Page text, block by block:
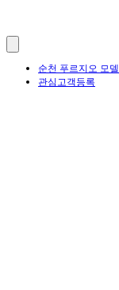
순천 푸르지오 모
관심고객등록